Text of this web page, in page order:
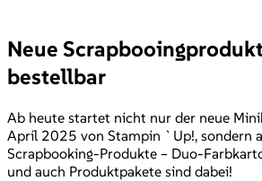
Neue
bestellbar
Ab heute startet nicht nur der neue
April 2025 von Stampin `Up!, sondern
Scrapbooking-Produkte – Duo-
und auch Produktpakete sind dabei!